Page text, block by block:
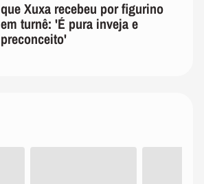
que Xuxa recebeu por figurino
em turnê: 'É pura inveja e
preconceito'